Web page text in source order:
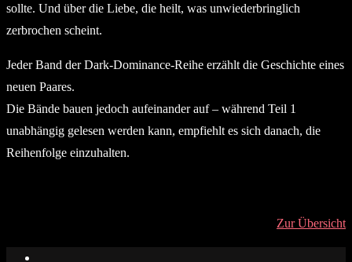
sollte. Und über die Liebe, die heilt, was unwiederbringlich
zerbrochen scheint.
Jeder Band der Dark-Dominance-Reihe erzählt die Geschichte eines
neuen Paares.
Die Bände bauen jedoch aufeinander auf – während Teil 1
unabhängig gelesen werden kann, empfiehlt es sich danach, die
Reihenfolge einzuhalten.
Zur Übersicht